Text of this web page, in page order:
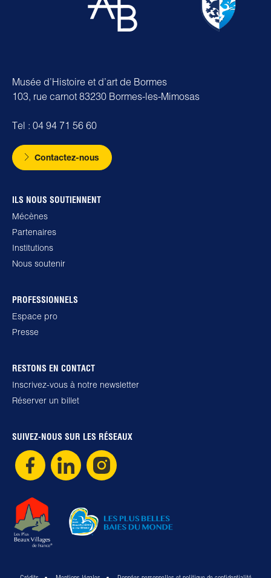
Musée d’Histoire et d’art de Bormes
103, rue carnot 83230 Bormes-les-Mimosas
Tel : 04 94 71 56 60
Contactez-nous
ILS NOUS SOUTIENNENT
Mécènes
Partenaires
Institutions
Nous soutenir
PROFESSIONNELS
Espace pro
Presse
RESTONS EN CONTACT
Inscrivez-vous à notre newsletter
Réserver un billet
SUIVEZ-NOUS SUR LES RÉSEAUX